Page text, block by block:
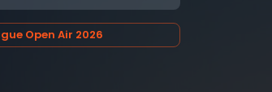
Open Air 2026